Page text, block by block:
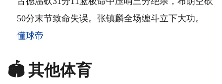
50分末节致命失误。张镇麟全场缠斗立下大功。
懂球帝
🏟️ 其他体育